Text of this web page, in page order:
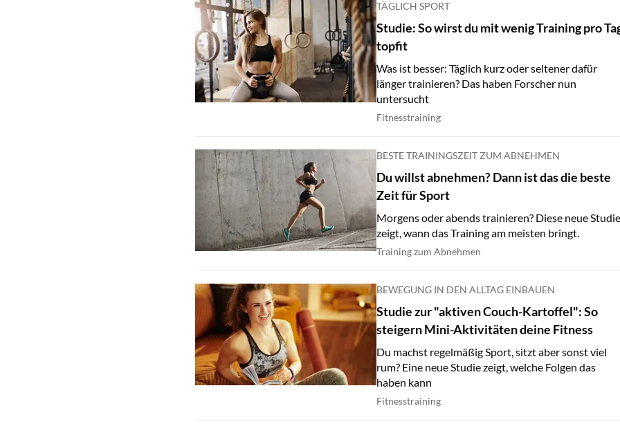
TÄGLICH SPORT
Studie: So wirst du mit wenig Training pro
topfit
Was ist besser: Täglich kurz oder seltener dafür
länger trainieren? Das haben Forscher nun
untersucht
Fitnesstraining
BESTE TRAININGSZEIT ZUM ABNEHMEN
Du willst abnehmen? Dann ist das die beste
Zeit für Sport
Morgens oder abends trainieren? Diese neue Studie
zeigt, wann das Training am meisten bringt.
Training zum Abnehmen
BEWEGUNG IN DEN ALLTAG EINBAUEN
Studie zur "aktiven Couch-Kartoffel": So
steigern Mini-Aktivitäten deine Fitness
Du machst regelmäßig Sport, sitzt aber sonst viel
rum? Eine neue Studie zeigt, welche Folgen das
haben kann
Fitnesstraining